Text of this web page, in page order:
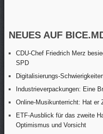
NEUES AUF
CDU-Chef Friedrich Merz
SPD
Digitalisierungs-
Industrieverpackungen: Eine
Online-Musikunterricht: Hat er
ETF-Ausblick für das zweite
Optimismus und Vorsicht